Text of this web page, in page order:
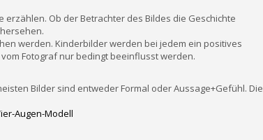
erzählen. Ob der Betrachter des Bildes die Geschichte
werden. Kinderbilder werden bei jedem ein positives
Fotograf nur bedingt beeinflusst werden.
Bilder sind entweder Formal oder Aussage+Gefühl. Die
Augen-Modell